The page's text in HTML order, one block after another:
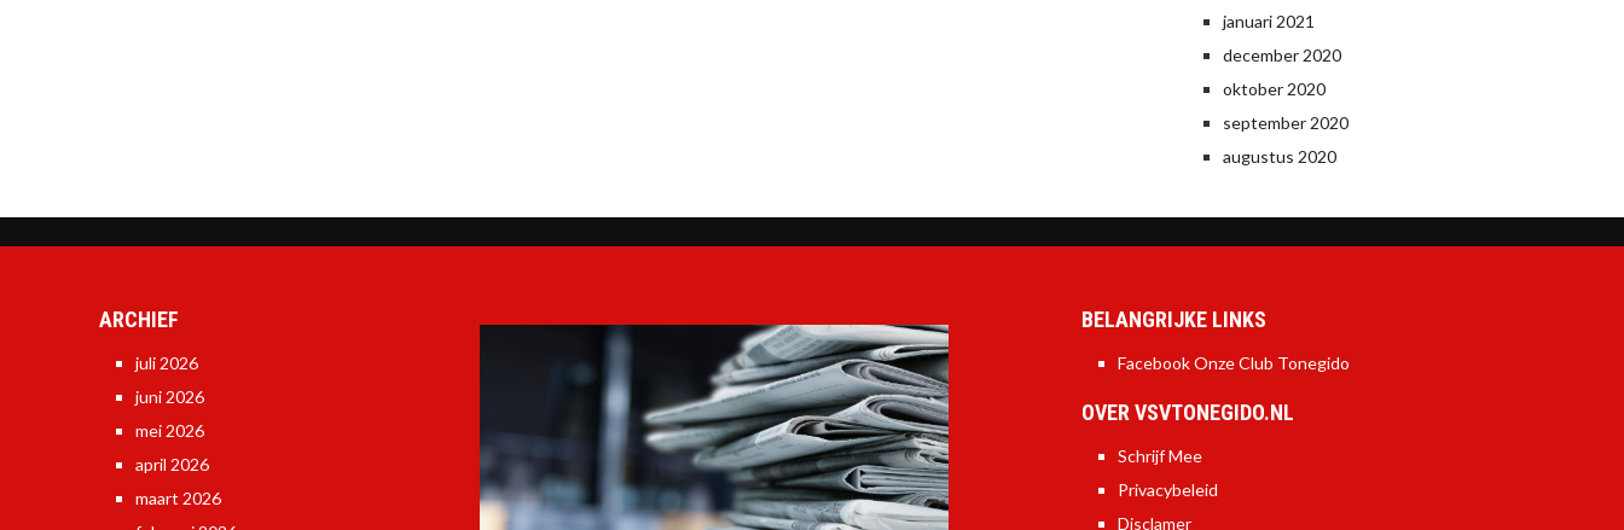
januari 2021
december 2020
oktober 2020
september 2020
augustus 2020
ARCHIEF
juli 2026
juni 2026
mei 2026
april 2026
maart 2026
BELANGRIJKE LINKS
Facebook Onze Club Tonegido
OVER VSVTONEGIDO.NL
Schrijf Mee
Privacybeleid
Disclamer